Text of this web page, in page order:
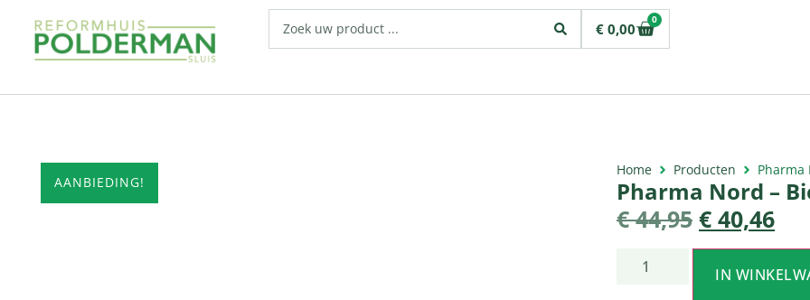
€ 0,00
0
AANBIEDING!
Home Producten Pharma
Pharma Nord –
€44,95 € 40,46
IN